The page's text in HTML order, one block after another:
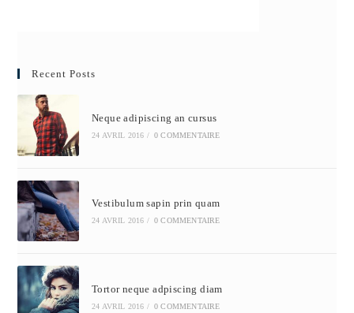
Recent Posts
Neque adipiscing an cursus
24 AVRIL 2016 / 0 COMMENTAIRE
Vestibulum sapin prin quam
24 AVRIL 2016 / 0 COMMENTAIRE
Tortor neque adpiscing diam
24 AVRIL 2016 / 0 COMMENTAIRE